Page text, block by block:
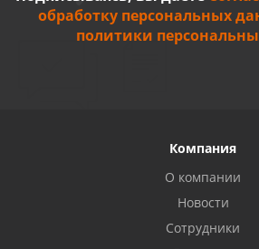
обработку персональных
политики
Компания
О компании
Новости
Сотрудники